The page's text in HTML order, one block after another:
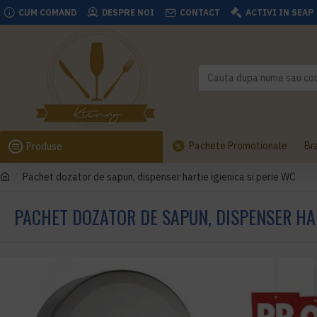
CUM COMAND DESPRE NOI CONTACT ACTIVI IN SEAP
Produse Pachete Promotionale
Pachet dozator de sapun, dispenser hartie igienica si perie WC
PACHET DOZATOR DE SAPUN, DISPENSER